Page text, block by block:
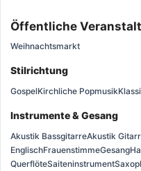
Öffentliche
Weihnachtsmarkt
Stilrichtung
GospelKirchliche Popmusik
Instrumente & Gesang
Akustik BassgitarreAkustik
EnglischFrauenstimmeGesang
QuerflöteSaiteninstrument